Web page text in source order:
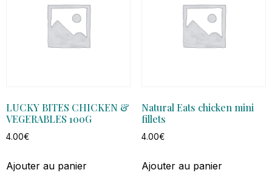
LUCKY BITES CHICKEN &
VEGERABLES 100G
4.00€
Ajouter au panier
Natural Eats chicken mini
fillets
4.00€
Ajouter au panier